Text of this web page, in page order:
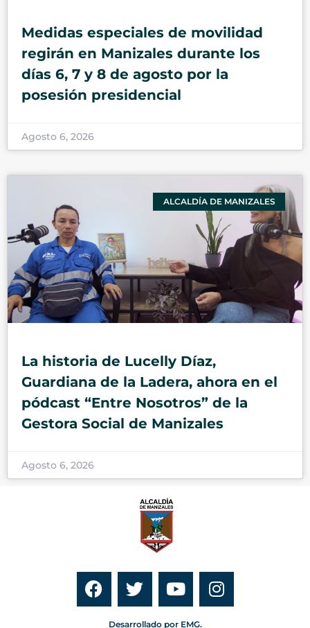
Medidas especiales de movilidad
regirán en Manizales durante los
días 6, 7 y 8 de agosto por la
posesión presidencial
Agosto 6, 2026
ALCALDÍA DE MANIZALES
La historia de Lucelly Díaz,
Guardiana de la Ladera, ahora en el
pódcast “Entre Nosotros” de la
Gestora Social de Manizales
Agosto 6, 2026
Desarrollado por EMG.